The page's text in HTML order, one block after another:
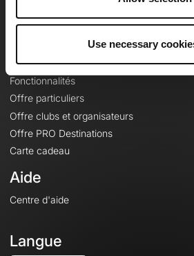
Use necessary
Le Mag'
Fonds de cartes topographiques
Fonctionnalités
Offre particuliers
Offre clubs et organisateurs
Offre PRO Destinations
Carte cadeau
Aide
Centre d'aide
Langue